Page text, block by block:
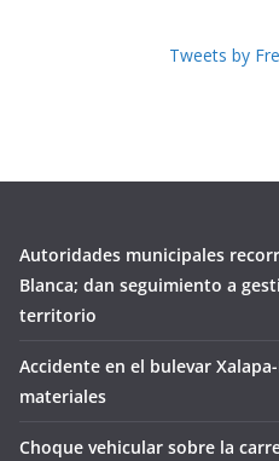
Tweets by
Autoridades municipales
Blanca; dan seguimiento a
territorio
Accidente en el bulevar
materiales
Choque vehicular sobre la